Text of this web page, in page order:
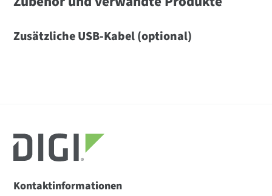
Zusätzliche USB-Kabel (optional)
Kontaktinformationen